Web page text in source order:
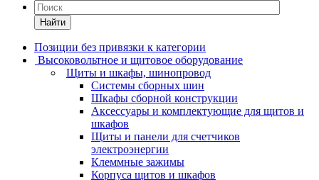
Найти
Позиции без привязки к категории
Высоковольтное и щитовое оборудование
Щиты и шкафы, шинопровод
Системы сборных шин
Шкафы сборной конструкции
Аксессуары и комплектующие для щитов и
шкафов
Щиты и панели для счетчиков
электроэнергии
Клеммные зажимы
Корпуса щитов и шкафов